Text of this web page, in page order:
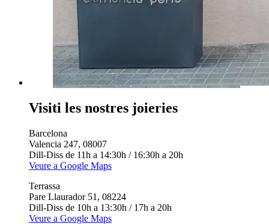
Visiti les nostres joieries
Barcelona
Valencia 247, 08007
Dill-Diss de 11h a 14:30h / 16:30h a 20h
Veure a Google Maps
Terrassa
Pare Llaurador 51, 08224
Dill-Diss de 10h a 13:30h / 17h a 20h
Veure a Google Maps